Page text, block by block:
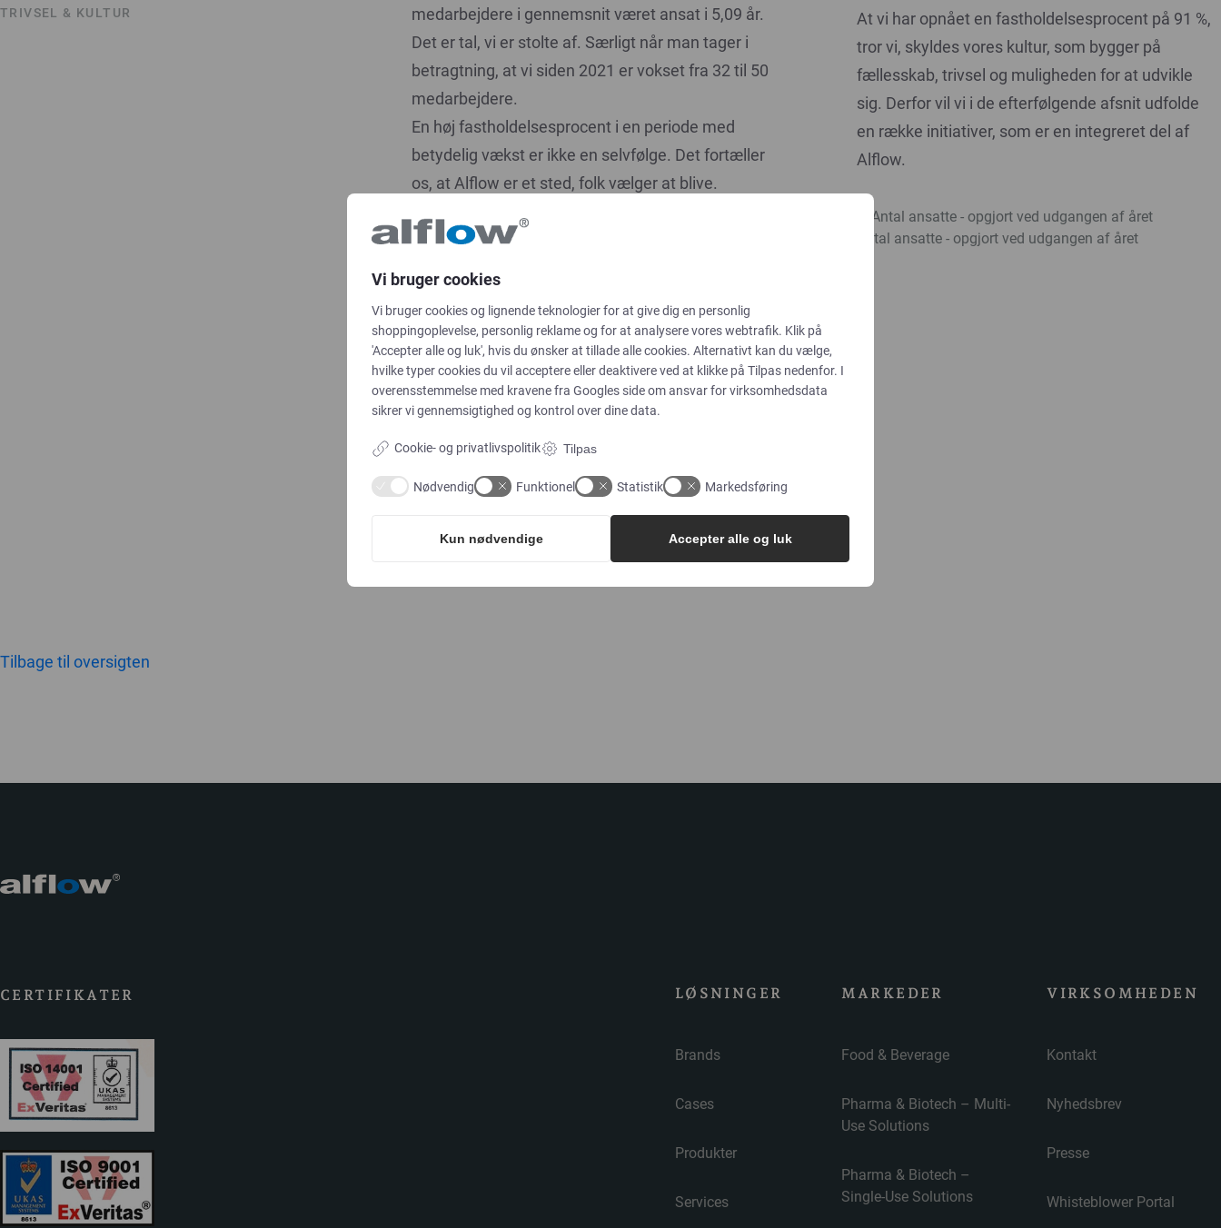
TRIVSEL & KULTUR
medarbejdere i gennemsnit været ansat i 5,09 år.
Det er tal, vi er stolte af. Særligt når man tager i
betragtning, at vi siden 2021 er vokset fra 32 til 50
medarbejdere.
En høj fastholdelsesprocent i en periode med
betydelig vækst er ikke en selvfølge. Det fortæller
os, at Alflow er et sted, folk vælger at blive.
Erfarne medarbejdere med stærke relationer
internt leverer bedre rådgivning
For vores kunder betyder det, at de møder
medarbejdere, der kender produkterne, industrien
og dem. Erfarne medarbejdere med stærke
relationer internt leverer bedre rådgivning,
hurtigere svar og mere konsistent service.
Fastholdelse er derfor ikke kun godt for os som
arbejdsplads, det er også godt for dem, vi arbejder
At vi har opnået en fastholdelsesprocent på 91 %,
tror vi, skyldes vores kultur, som bygger på
fællesskab, trivsel og muligheden for at udvikle
sig. Derfor vil vi i de efterfølgende afsnit udfolde
en række initiativer, som er en integreret del af
Alflow.
Antal ansatte - opgjort ved udgangen af året
Tilbage til oversigten
CERTIFIKATER LØSNINGER
Brands
Cases
Produkter
Services
MARKEDER
Food & Beverage
Pharma & Biotech – Multi-
Use Solutions
Pharma & Biotech –
Single-Use Solutions
VIRKSOMHEDEN
Kontakt
Nyhedsbrev
Presse
Whisteblower Portal
Vi bruger cookies
Vi bruger cookies og lignende teknologier for at give dig en personlig
shoppingoplevelse, personlig reklame og for at analysere vores webtrafik. Klik på
'Accepter alle og luk', hvis du ønsker at tillade alle cookies. Alternativt kan du vælge,
hvilke typer cookies du vil acceptere eller deaktivere ved at klikke på Tilpas nedenfor. I
overensstemmelse med kravene fra Googles side om ansvar for virksomhedsdata
sikrer vi gennemsigtighed og kontrol over dine data.
Cookie- og privatlivspolitik Tilpas
Nødvendig Funktionel Statistik Markedsføring
Kun nødvendige Accepter alle og luk